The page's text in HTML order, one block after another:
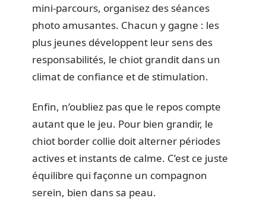
mini-parcours, organisez des séances
photo amusantes. Chacun y gagne : les
plus jeunes développent leur sens des
responsabilités, le chiot grandit dans un
climat de confiance et de stimulation.
Enfin, n’oubliez pas que le repos compte
autant que le jeu. Pour bien grandir, le
chiot border collie doit alterner périodes
actives et instants de calme. C’est ce juste
équilibre qui façonne un compagnon
serein, bien dans sa peau.